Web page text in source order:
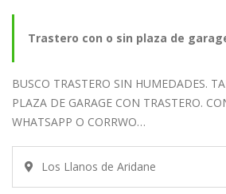
Trastero con o sin plaza de
BUSCO TRASTERO SIN HUMEDADES.
PLAZA DE GARAGE CON TRASTERO.
WHATSAPP O CORRWO…
Los Llanos de Aridane